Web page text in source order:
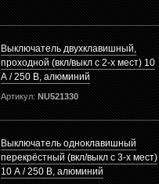
Выключатель двухклавишный,
проходной (вкл/выкл с 2-х мест) 10
А / 250 В, алюминий
Артикул: NU521330
Выключатель одноклавишный
перекрёстный (вкл/выкл с 3-х мест)
10 А / 250 В, алюминий